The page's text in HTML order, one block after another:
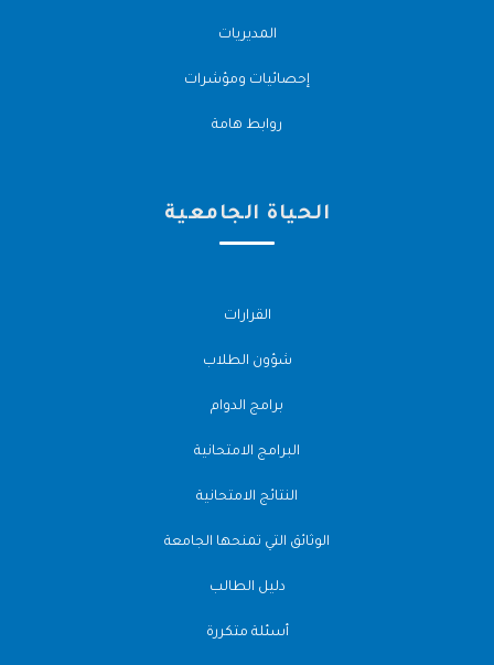
المديريات
إحصائيات ومؤشرات
روابط هامة
الحياة الجامعية
القرارات
شؤون الطلاب
برامج الدوام
البرامج الامتحانية
النتائج الامتحانية
الوثائق التي تمنحها الجامعة
دليل الطالب
أسئلة متكررة